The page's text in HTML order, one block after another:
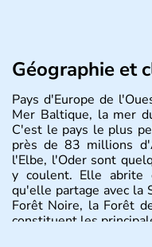
Géographie et
Pays d'Europe de
Mer Baltique, la mer
C'est le pays le plus
près de 83 millions
l'Elbe, l'Oder sont
y coulent. Elle abrite
qu'elle partage avec la
Forêt Noire, la Forêt
constituent les